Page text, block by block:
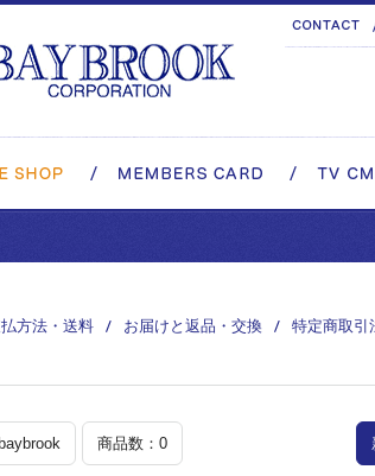
方法・送料 お届けと返品・交換 特定商取引
商品数：0